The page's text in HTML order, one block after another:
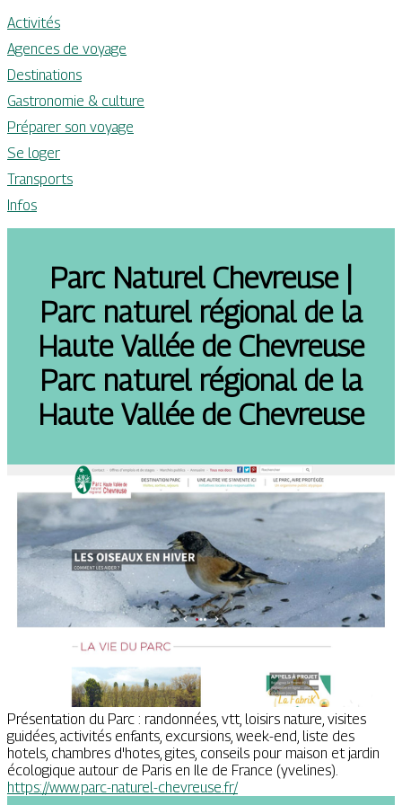
Activités
Agences de voyage
Destinations
Gastronomie & culture
Préparer son voyage
Se loger
Transports
Infos
Parc Naturel Chevreuse |
Parc naturel régional de la
Haute Vallée de Chevreuse
Parc naturel régional de la
Haute Vallée de Chevreuse
Présentation du Parc : randonnées, vtt, loisirs nature, visites
guidées, activités enfants, excursions, week-end, liste des
hotels, chambres d'hotes, gites, conseils pour maison et jardin
écologique autour de Paris en Ile de France (yvelines).
https://www.parc-naturel-chevreuse.fr/